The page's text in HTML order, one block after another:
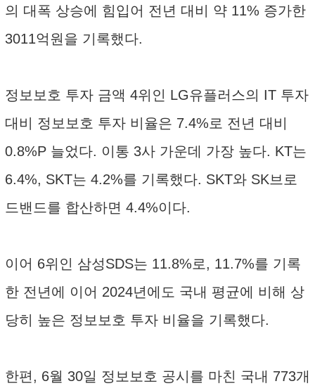
의 대폭 상승에 힘입어 전년 대비 약 11% 증가한
3011억원을 기록했다.
정보보호 투자 금액 4위인 LG유플러스의 IT 투자
대비 정보보호 투자 비율은 7.4%로 전년 대비
0.8%P 늘었다. 이통 3사 가운데 가장 높다. KT는
6.4%, SKT는 4.2%를 기록했다. SKT와 SK브로
드밴드를 합산하면 4.4%이다.
이어 6위인 삼성SDS는 11.8%로, 11.7%를 기록
한 전년에 이어 2024년에도 국내 평균에 비해 상
당히 높은 정보보호 투자 비율을 기록했다.
한편, 6월 30일 정보보호 공시를 마친 국내 773개